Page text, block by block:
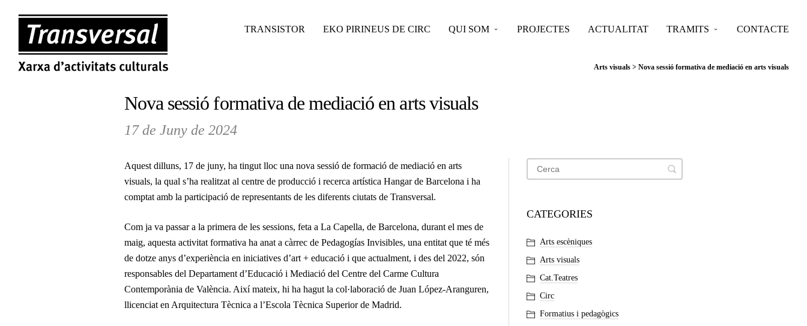
Arts visuals > Nova sessió formativa de mediació en arts visuals
Nova sessió formativa de mediació en arts visuals
17 de Juny de 2024
TRANSISTOR EKO PIRINEUS DE CIRC QUI SOM PROJECTES ACTUALITAT TRAMITS CONTACTE
Aquest dilluns, 17 de juny, ha tingut lloc una nova sessió de formació de mediació en arts
visuals, la qual s’ha realitzat al centre de producció i recerca artística Hangarde Barcelona i ha
comptat amb la participació de representants de les diferents ciutats de Transversal.
Com ja va passar a la primera de les sessions, feta a La Capella, de Barcelona, durant el mes de
maig, aquesta activitat formativa ha anat a càrrec de Pedagogías Invisibles, una entitat que té més
de dotze anys d’experiència en iniciatives d’art + educació i que actualment, i des del 2022, són
responsables del Departament d’Educació i Mediació del Centre del Carme Cultura
Contemporània de València. Així mateix, hi ha hagut la col·laboració de Juan López-Aranguren,
llicenciat en Arquitectura Tècnica a l’Escola Tècnica Superior de Madrid.
CATEGORIES
Arts escèniques
Arts visuals
Cat.Teatres
Circ
Formatius i pedagògics